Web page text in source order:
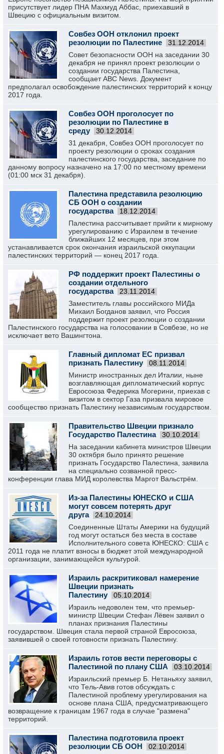
присутствует лидер ПНА Махмуд Аббас, приехавший в
Швецию с официальным визитом.
Совбез ООН отклонил проект
резолюции по Палестине
31.12.2014
Совет безопасности ООН на заседании 30
декабря не принял проект резолюции о
создании государства Палестина,
сообщает ABC News. Документ
предполагал освобождение палестинских территорий к концу
2017 года.
Совбез ООН проголосует по
резолюции по Палестине в
среду
30.12.2014
31 декабря, Совбез ООН проголосует по
проекту резолюции о сроках создания
палестинского государства, заседание по
данному вопросу назначено на 17:00 по местному времени
(01:00 мск 31 декабря).
Палестина представила резолюцию
СБ ООН о создании
государства
18.12.2014
Палестина рассчитывает прийти к мирному
урегулированию с Израилем в течение
ближайших 12 месяцев, при этом
устанавливается срок окончания израильской оккупации
палестинских территорий — конец 2017 года.
РФ поддержит проект Палестины о
создании отдельного
государства
23.11.2014
Заместитель главы российского МИДа
Михаил Богданов заявил, что Россия
поддержит проект резолюции о создании
Палестинского государства на голосовании в Совбезе, но не
исключает вето Вашингтона.
Главный дипломат ЕС призвал
признать Палестину
08.11.2014
Министр иностранных дел Италии, ныне
возглавляющая дипломатический корпус
Евросоюза Федерика Могерини, приехав с
визитом в сектор Газа призвала мировое
сообщество признать Палестину независимым государством.
Правительство Швеции признало
Государство Палестина
30.10.2014
На заседании кабинета министров Швеции
30 октября было принято решение
признать Государство Палестина, заявила
на специально созванной пресс-
конференции глава МИД королевства Маргот Вальстрём.
Из-за Палестины ЮНЕСКО и США
могут совсем потерять друг
друга
24.10.2014
Соединенные Штаты Америки на будущий
год могут остаться без места в составе
Исполнительного совета ЮНЕСКО: США с
2011 года не платит взносы в бюджет этой международной
организации, занимающейся культурой.
Израиль раскритиковал намерение
Швеции признать
Палестину
05.10.2014
Израиль недоволен тем, что премьер-
министр Швеции Стефан Лёвен заявил о
планах признания Палестины
государством. Швеция стала первой страной Евросоюза,
заявившей о своей готовности признать Палестину.
Израиль готов вести переговоры с
Палестиной по плану США
03.10.2014
Израильский премьер Б. Нетаньяху заявил,
что Тель-Авив готов обсуждать с
Палестиной проблему урегулирования на
основе плана США, предусматривающего
возвращение к границам 1967 года в случае "размена"
территорий.
Палестина подготовила проект
резолюции СБ ООН
02.10.2014